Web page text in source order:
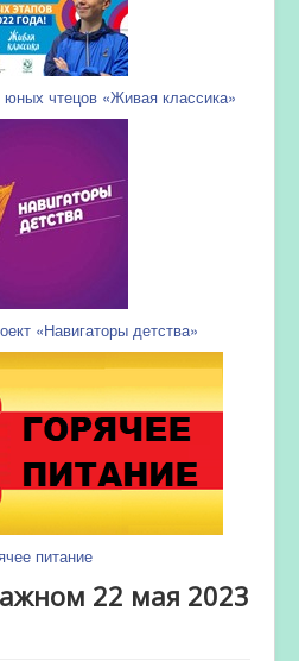
юных чтецов «Живая классика»
«Навигаторы детства»
питание
22 мая 2023